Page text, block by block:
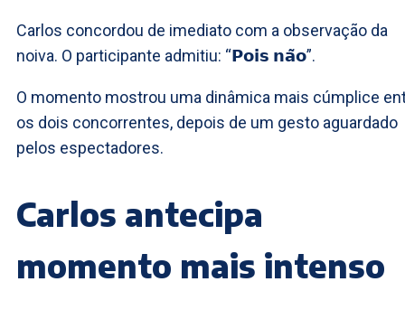
Carlos concordou de imediato com a observação da
noiva. O participante admitiu: “𝗣𝗼𝗶𝘀 𝗻𝗮̃𝗼”.
O momento mostrou uma dinâmica mais cúmplice
os dois concorrentes, depois de um gesto aguardado
pelos espectadores.
Carlos antecipa
momento mais intenso